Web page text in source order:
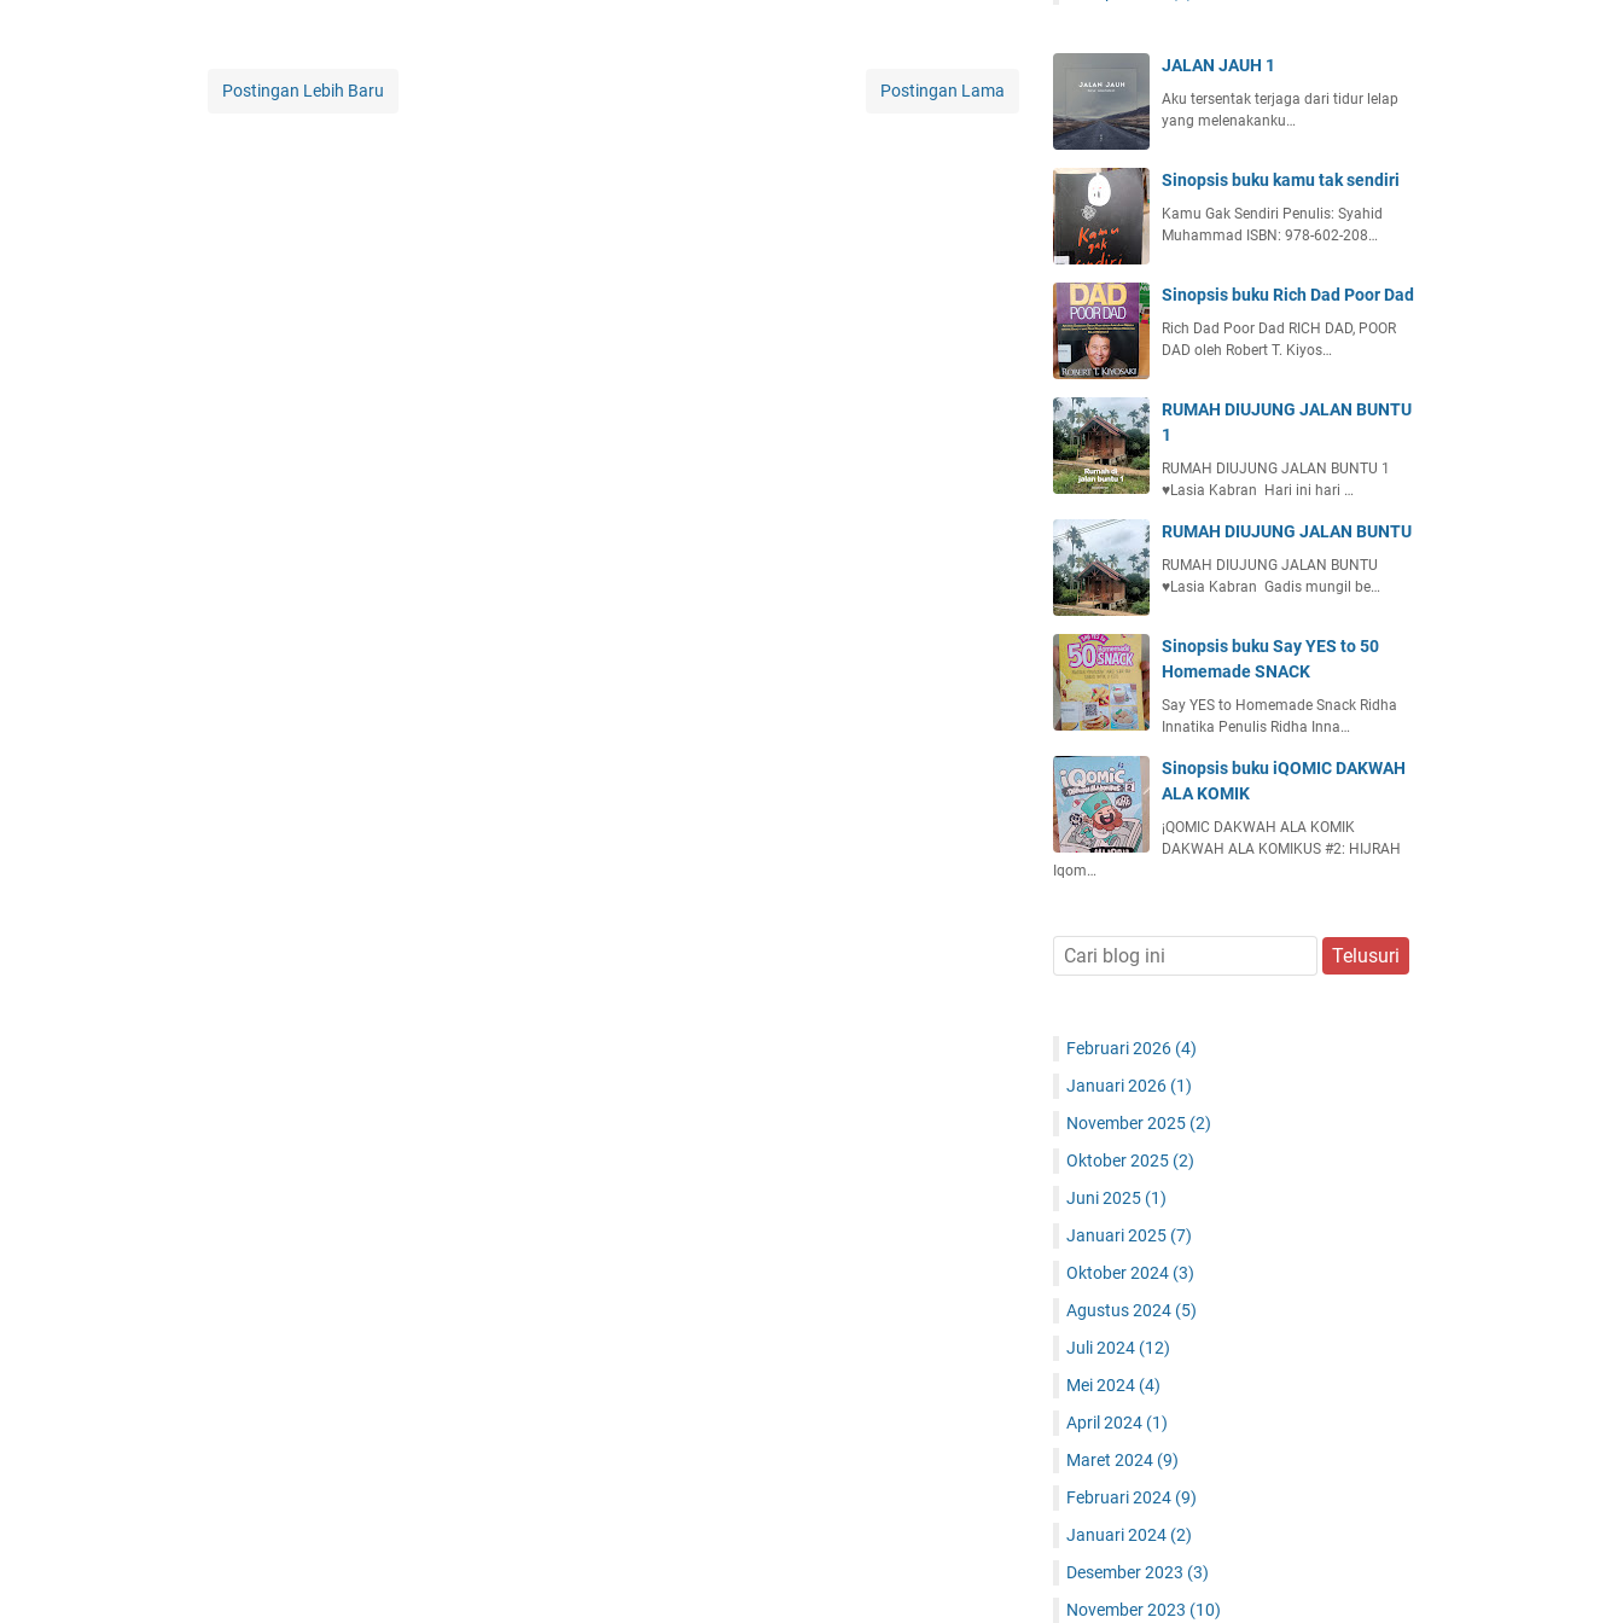
Postingan Lebih Baru Postingan Lama
JALAN JAUH 1
Aku tersentak terjaga dari tidur lelap
yang melenakanku…
Sinopsis buku kamu tak sendiri
Kamu Gak Sendiri Penulis: Syahid
Muhammad ISBN: 978-602-208…
Sinopsis buku Rich Dad Poor Dad
Rich Dad Poor Dad RICH DAD, POOR
DAD oleh Robert T. Kiyos…
RUMAH DIUJUNG JALAN BUNTU
1
RUMAH DIUJUNG JALAN BUNTU 1
♥️Lasia Kabran Hari ini hari …
RUMAH DIUJUNG JALAN BUNTU
RUMAH DIUJUNG JALAN BUNTU
♥️Lasia Kabran Gadis mungil be…
Sinopsis buku Say YES to 50
Homemade SNACK
Say YES to Homemade Snack Ridha
Innatika Penulis Ridha Inna…
Sinopsis buku iQOMIC DAKWAH
ALA KOMIK
¡QOMIC DAKWAH ALA KOMIK
DAKWAH ALA KOMIKUS #2: HIJRAH
Iqom…
Februari 2026 (4)
Januari 2026 (1)
November 2025 (2)
Oktober 2025 (2)
Juni 2025 (1)
Januari 2025 (7)
Oktober 2024 (3)
Agustus 2024 (5)
Juli 2024 (12)
Mei 2024 (4)
April 2024 (1)
Maret 2024 (9)
Februari 2024 (9)
Januari 2024 (2)
Desember 2023 (3)
November 2023 (10)